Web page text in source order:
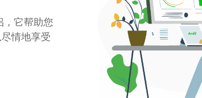
，它帮助您
情地享受